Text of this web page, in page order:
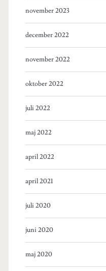
november 2023
december 2022
november 2022
oktober 2022
juli 2022
maj 2022
april 2022
april 2021
juli 2020
juni 2020
maj 2020